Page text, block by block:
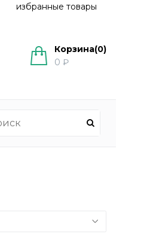
избранные товары
Корзина(0)
0 ₽